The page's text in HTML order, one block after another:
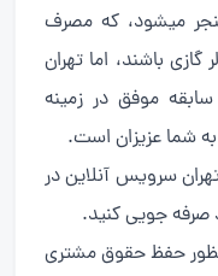
میشود، که مصرف
باشند، اما تهران
با بیش از ۱۰ سال سابقه موفق در زمینه
شما عزیزان است.
سرویس آنلاین در
حفظ حقوق مشتری